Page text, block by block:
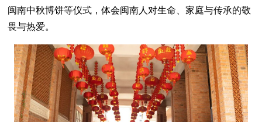
闽南中秋博饼等仪式，体会闽南人对生命、家庭与传承的敬
畏与热爱。